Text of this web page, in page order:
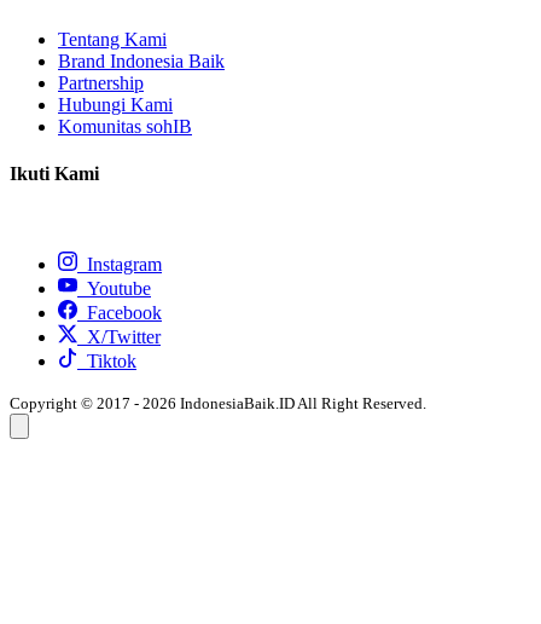
Tentang Kami
Brand Indonesia Baik
Partnership
Hubungi Kami
Komunitas sohIB
Ikuti Kami
Instagram
Youtube
Facebook
X/Twitter
Tiktok
Copyright © 2017 - 2026 IndonesiaBaik.ID All Right Reserved.